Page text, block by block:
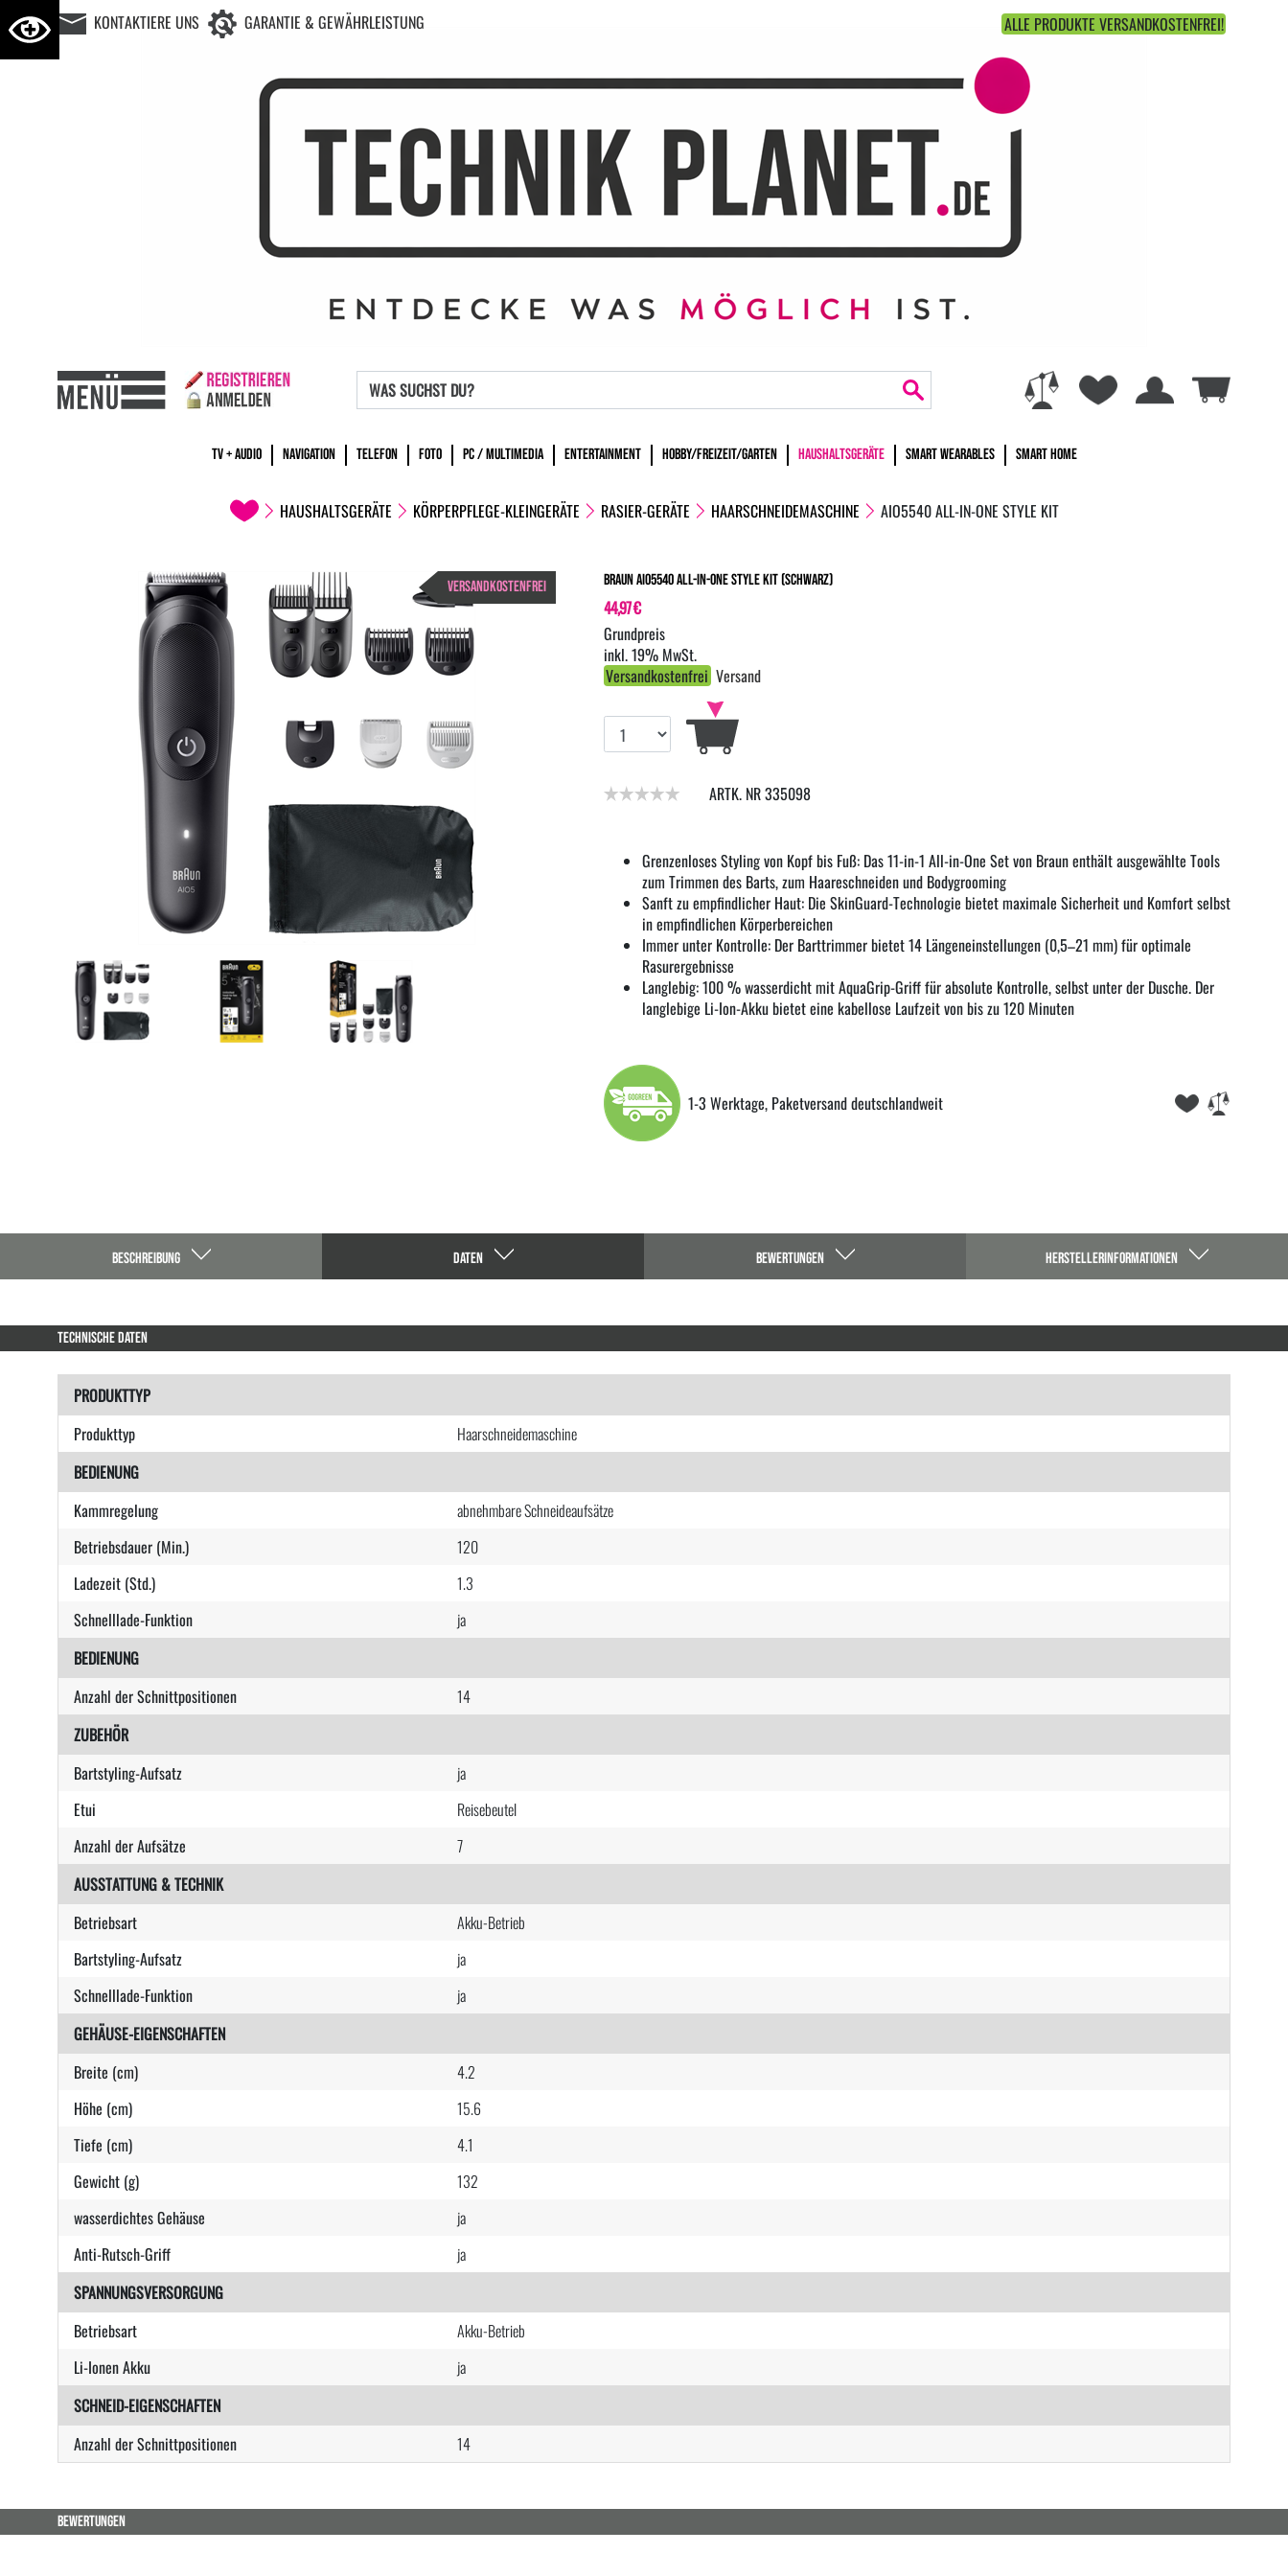
KONTAKTIERE UNS GARANTIE & GEWÄHRLEISTUNG ALLE PRODUKTE VERSANDKOSTENFREI!
TV + AUDIO NAVIGATION TELEFON FOTO PC / MULTIMEDIA ENTERTAINMENT HOBBY/FREIZEIT/GARTEN HAUSHALTSGERÄTE SMART WEARABLES SMART HOME
HAUSHALTSGERÄTE KÖRPERPFLEGE-KLEINGERÄTE RASIER-GERÄTE HAARSCHNEIDEMASCHINE AIO5540 ALL-IN-ONE STYLE KIT
VERSANDKOSTENFREI Braun AIO5540 All-In-One Style Kit (schwarz)
ARTK. NR 335098
Grenzenloses Styling von Kopf bis Fuß: Das 11-in-1 All-in-One Set von Braun enthält ausgewählte Tools
zum Trimmen des Barts, zum Haareschneiden und Bodygrooming
Sanft zu empfindlicher Haut: Die SkinGuard-Technologie bietet maximale Sicherheit und Komfort selbst
in empfindlichen Körperbereichen
Immer unter Kontrolle: Der Barttrimmer bietet 14 Längeneinstellungen (0,5–21 mm) für optimale
Rasurergebnisse
Langlebig: 100 % wasserdicht mit AquaGrip-Griff für absolute Kontrolle, selbst unter der Dusche. Der
langlebige Li-Ion-Akku bietet eine kabellose Laufzeit von bis zu 120 Minuten
1-3 Werktage, Paketversand deutschlandweit
44,97 €
inkl. 19% MwSt.
Versandkostenfrei Versand
BESCHREIBUNG DATEN BEWERTUNGEN HERSTELLERINFORMATIONEN
TECHNISCHE DATEN
PRODUKTTYP
Produkttyp
Haarschneidemaschine
BEDIENUNG
Kammregelung
abnehmbare Schneideaufsätze
Betriebsdauer (Min.)
120
Ladezeit (Std.)
1.3
Schnelllade-Funktion
ja
BEDIENUNG
Anzahl der Schnittpositionen
14
ZUBEHÖR
Bartstyling-Aufsatz
ja
Etui
Reisebeutel
Anzahl der Aufsätze
7
AUSSTATTUNG & TECHNIK
Betriebsart
Akku-Betrieb
Bartstyling-Aufsatz
ja
Schnelllade-Funktion
ja
GEHÄUSE-EIGENSCHAFTEN
Breite (cm)
4.2
Höhe (cm)
15.6
Tiefe (cm)
4.1
Gewicht (g)
132
wasserdichtes Gehäuse
ja
Anti-Rutsch-Griff
ja
SPANNUNGSVERSORGUNG
Betriebsart
Akku-Betrieb
Li-Ionen Akku
ja
SCHNEID-EIGENSCHAFTEN
Anzahl der Schnittpositionen
14
BEWERTUNGEN